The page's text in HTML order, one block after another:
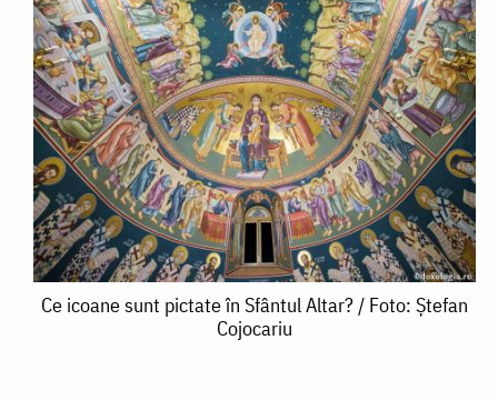
Ce
Ce icoane sunt pictate în Sfântul Altar? / Foto: Ștefan
Cojocariu